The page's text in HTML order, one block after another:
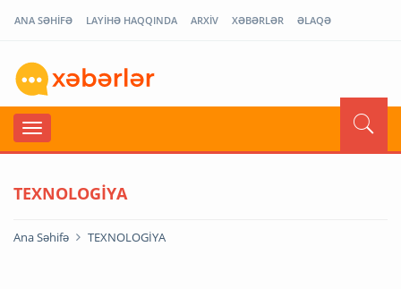
ANA SƏHİFƏ LAYİHƏ HAQQINDA ARXİV XƏBƏRLƏR ƏLAQƏ
TEXNOLOGİYA
Ana Səhifə TEXNOLOGİYA